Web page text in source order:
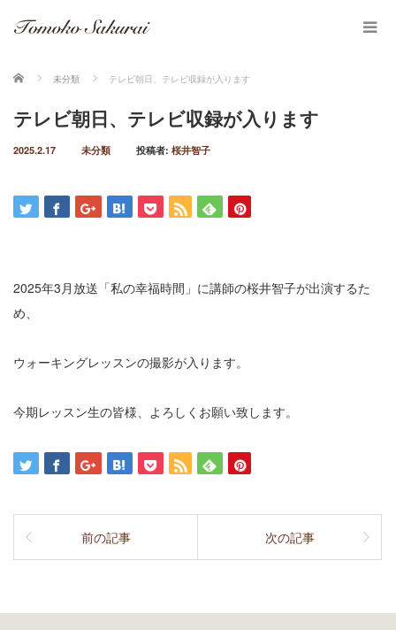
ホーム 未分類 テレビ朝日、テレビ収録が入ります
テレビ朝日、テレビ収録が入ります
2025.2.17 未分類 投稿者: 桜井智子
2025年3月放送「私の幸福時間」に講師の桜井智子が出演するた
め、
ウォーキングレッスンの撮影が入ります。
今期レッスン生の皆様、よろしくお願い致します。
前の記事 次の記事